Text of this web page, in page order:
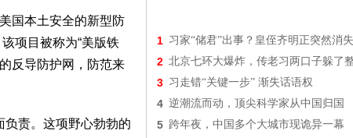
国本土安全的新型防
项目被称为“美版铁
反导防护网，防范来
负责。这项野心勃勃的
1 习家“储君”出事？皇侄齐明正突然消失
2 北京七环大爆炸，传老习两口子躲了
3 习走错“关键一步” 渐失话语权
4 逆潮流而动，顶尖科学家从中国归国
5 跨年夜，中国多个大城市现诡异一幕